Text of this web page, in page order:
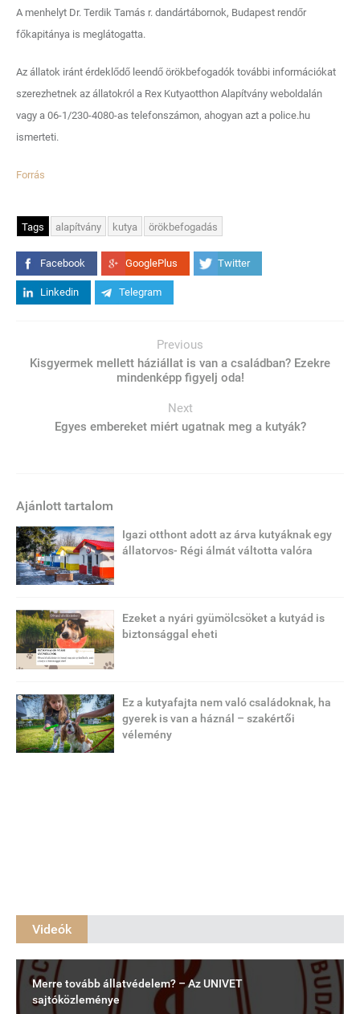
A menhelyt Dr. Terdik Tamás r. dandártábornok, Budapest rendőr
főkapitánya is meglátogatta.
Az állatok iránt érdeklődő leendő örökbefogadók további információkat
szerezhetnek az állatokról a Rex Kutyaotthon Alapítvány weboldalán
vagy a 06-1/230-4080-as telefonszámon, ahogyan azt a police.hu
ismerteti.
Forrás
Tags alapítvány kutya örökbefogadás
Facebook GooglePlus Twitter
Linkedin Telegram
Previous
Kisgyermek mellett háziállat is van a családban? Ezekre
mindenképp figyelj oda!
Next
Egyes embereket miért ugatnak meg a kutyák?
Ajánlott tartalom
Igazi otthont adott az árva kutyáknak egy
állatorvos- Régi álmát váltotta valóra
Ezeket a nyári gyümölcsöket a kutyád is
biztonsággal eheti
Ez a kutyafajta nem való családoknak, ha
gyerek is van a háznál – szakértői
vélemény
Videók
Merre tovább állatvédelem? – Az UNIVET
sajtóközleménye